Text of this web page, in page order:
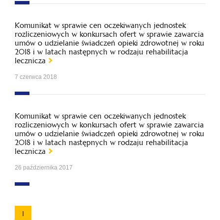
Komunikat w sprawie cen oczekiwanych jednostek
rozliczeniowych w konkursach ofert w sprawie zawarcia
umów o udzielanie świadczeń opieki zdrowotnej w roku
2018 i w latach następnych w rodzaju rehabilitacja
lecznicza
7 czerwca 2018
Komunikat w sprawie cen oczekiwanych jednostek
rozliczeniowych w konkursach ofert w sprawie zawarcia
umów o udzielanie świadczeń opieki zdrowotnej w roku
2018 i w latach następnych w rodzaju rehabilitacja
lecznicza
26 października 2017
1